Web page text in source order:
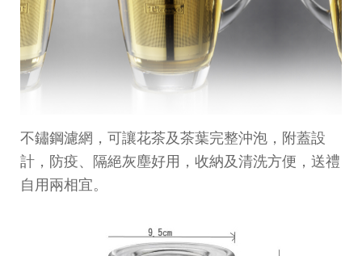
不鏽鋼濾網，可讓花茶及茶葉完整沖泡，附蓋設
計，防疫、隔絕灰塵好用，收納及清洗方便，送禮
自用兩相宜。